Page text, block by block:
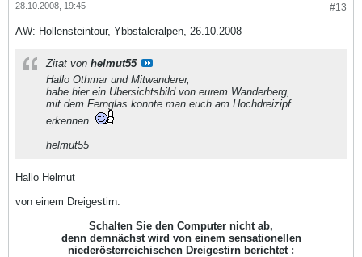
#13
28.10.2008, 19:45
AW: Hollensteintour, Ybbstaleralpen, 26.10.2008
Zitat von helmut55
Hallo Othmar und Mitwanderer,
habe hier ein Übersichtsbild von eurem Wanderberg,
mit dem Fernglas konnte man euch am Hochdreizipf
erkennen.
helmut55
Hallo Helmut
von einem Dreigestirn:
Schalten Sie den Computer nicht ab,
denn demnächst wird von einem sensationellen
niederösterreichischen Dreigestirn berichtet :